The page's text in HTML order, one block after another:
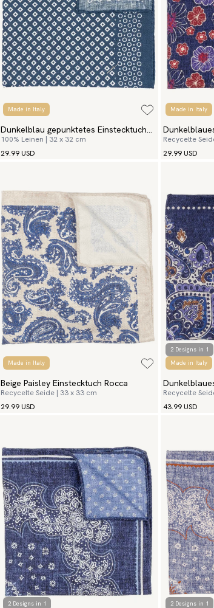
Made in Italy
Dunkelblau gepunktetes Einstecktuch
Levante
100% Leinen | 32 x 32 cm
29.99 USD
Made in Italy
Spezia
Recycelte
29.99 USD
Made in Italy
Beige Paisley Einstecktuch Rocca
Recycelte Seide | 33 x 33 cm
29.99 USD
2 Designs in 1
Made in Italy
Toscana
Recycelte
43.99 USD
2 Designs in 1
2 Designs in 1